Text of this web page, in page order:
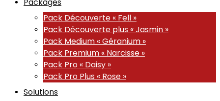
Pack Découverte « Fell »
Pack Découverte plus « Jasmin »
Pack Medium « Géranium »
Pack Premium « Narcisse »
Pack Pro « Daisy »
Pack Pro Plus « Rose »
Solutions